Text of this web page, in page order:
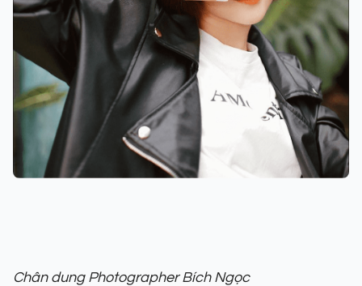
Chân dung Photographer Bích Ngọc